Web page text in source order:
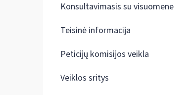
Konsultavimasis su visuomene
Teisinė informacija
Peticijų komisijos veikla
Veiklos sritys